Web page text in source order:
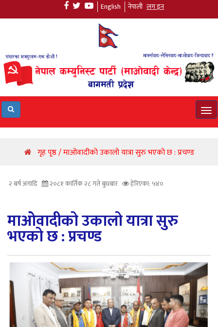
English नेपाली लग इन
गृह पृष्ठ / माओवादीको उकालो यात्रा सुरु भएको छ : प्रचण्ड
२ बर्ष अगाडि २०८१ कार्तिक २८ गते बुधबार हेरिएका: ५४०
माओवादीको उकालो यात्रा सुरु
भएको छ : प्रचण्ड